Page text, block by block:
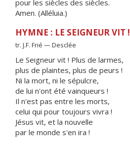
pour les siècles des siècles.
Amen. (Alléluia.)
HYMNE : LE SEIGNEUR VIT
tr. J.F. Frié — Desclée
Le Seigneur vit ! Plus de larmes,
plus de plaintes, plus de peurs !
Ni la mort, ni le sépulcre,
de lui n'ont été vainqueurs !
Il n'est pas entre les morts,
celui qui pour toujours vivra !
Jésus vit, et la nouvelle
par le monde s'en ira !